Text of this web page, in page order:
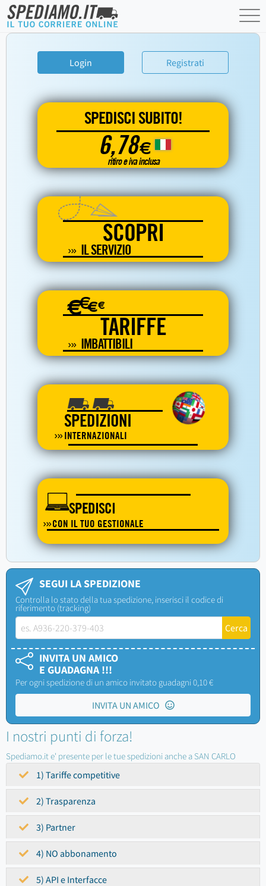
Login Registrati
SPEDISCI SUBITO!
6,78€
ritiro e iva inclusa
SCOPRI
IL SERVIZIO
€€€€
TARIFFE
IMBATTIBILI
SPEDIZIONI
INTERNAZIONALI
SPEDISCI
CON IL TUO GESTIONALE
SEGUI LA SPEDIZIONE
Controlla lo stato della tua spedizione, inserisci il codice di
riferimento (tracking)
INVITA UN AMICO
E GUADAGNA !!!
Per ogni spedizione di un amico invitato guadagni 0,10 €
INVITA UN AMICO
I nostri punti di forza!
Spediamo.it e' presente per le tue spedizioni anche a SAN CARLO
1) Tariffe competitive
2) Trasparenza
3) Partner
4) NO abbonamento
5) API e Interfacce